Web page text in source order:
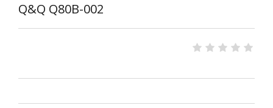
Q&Q Q80B-002